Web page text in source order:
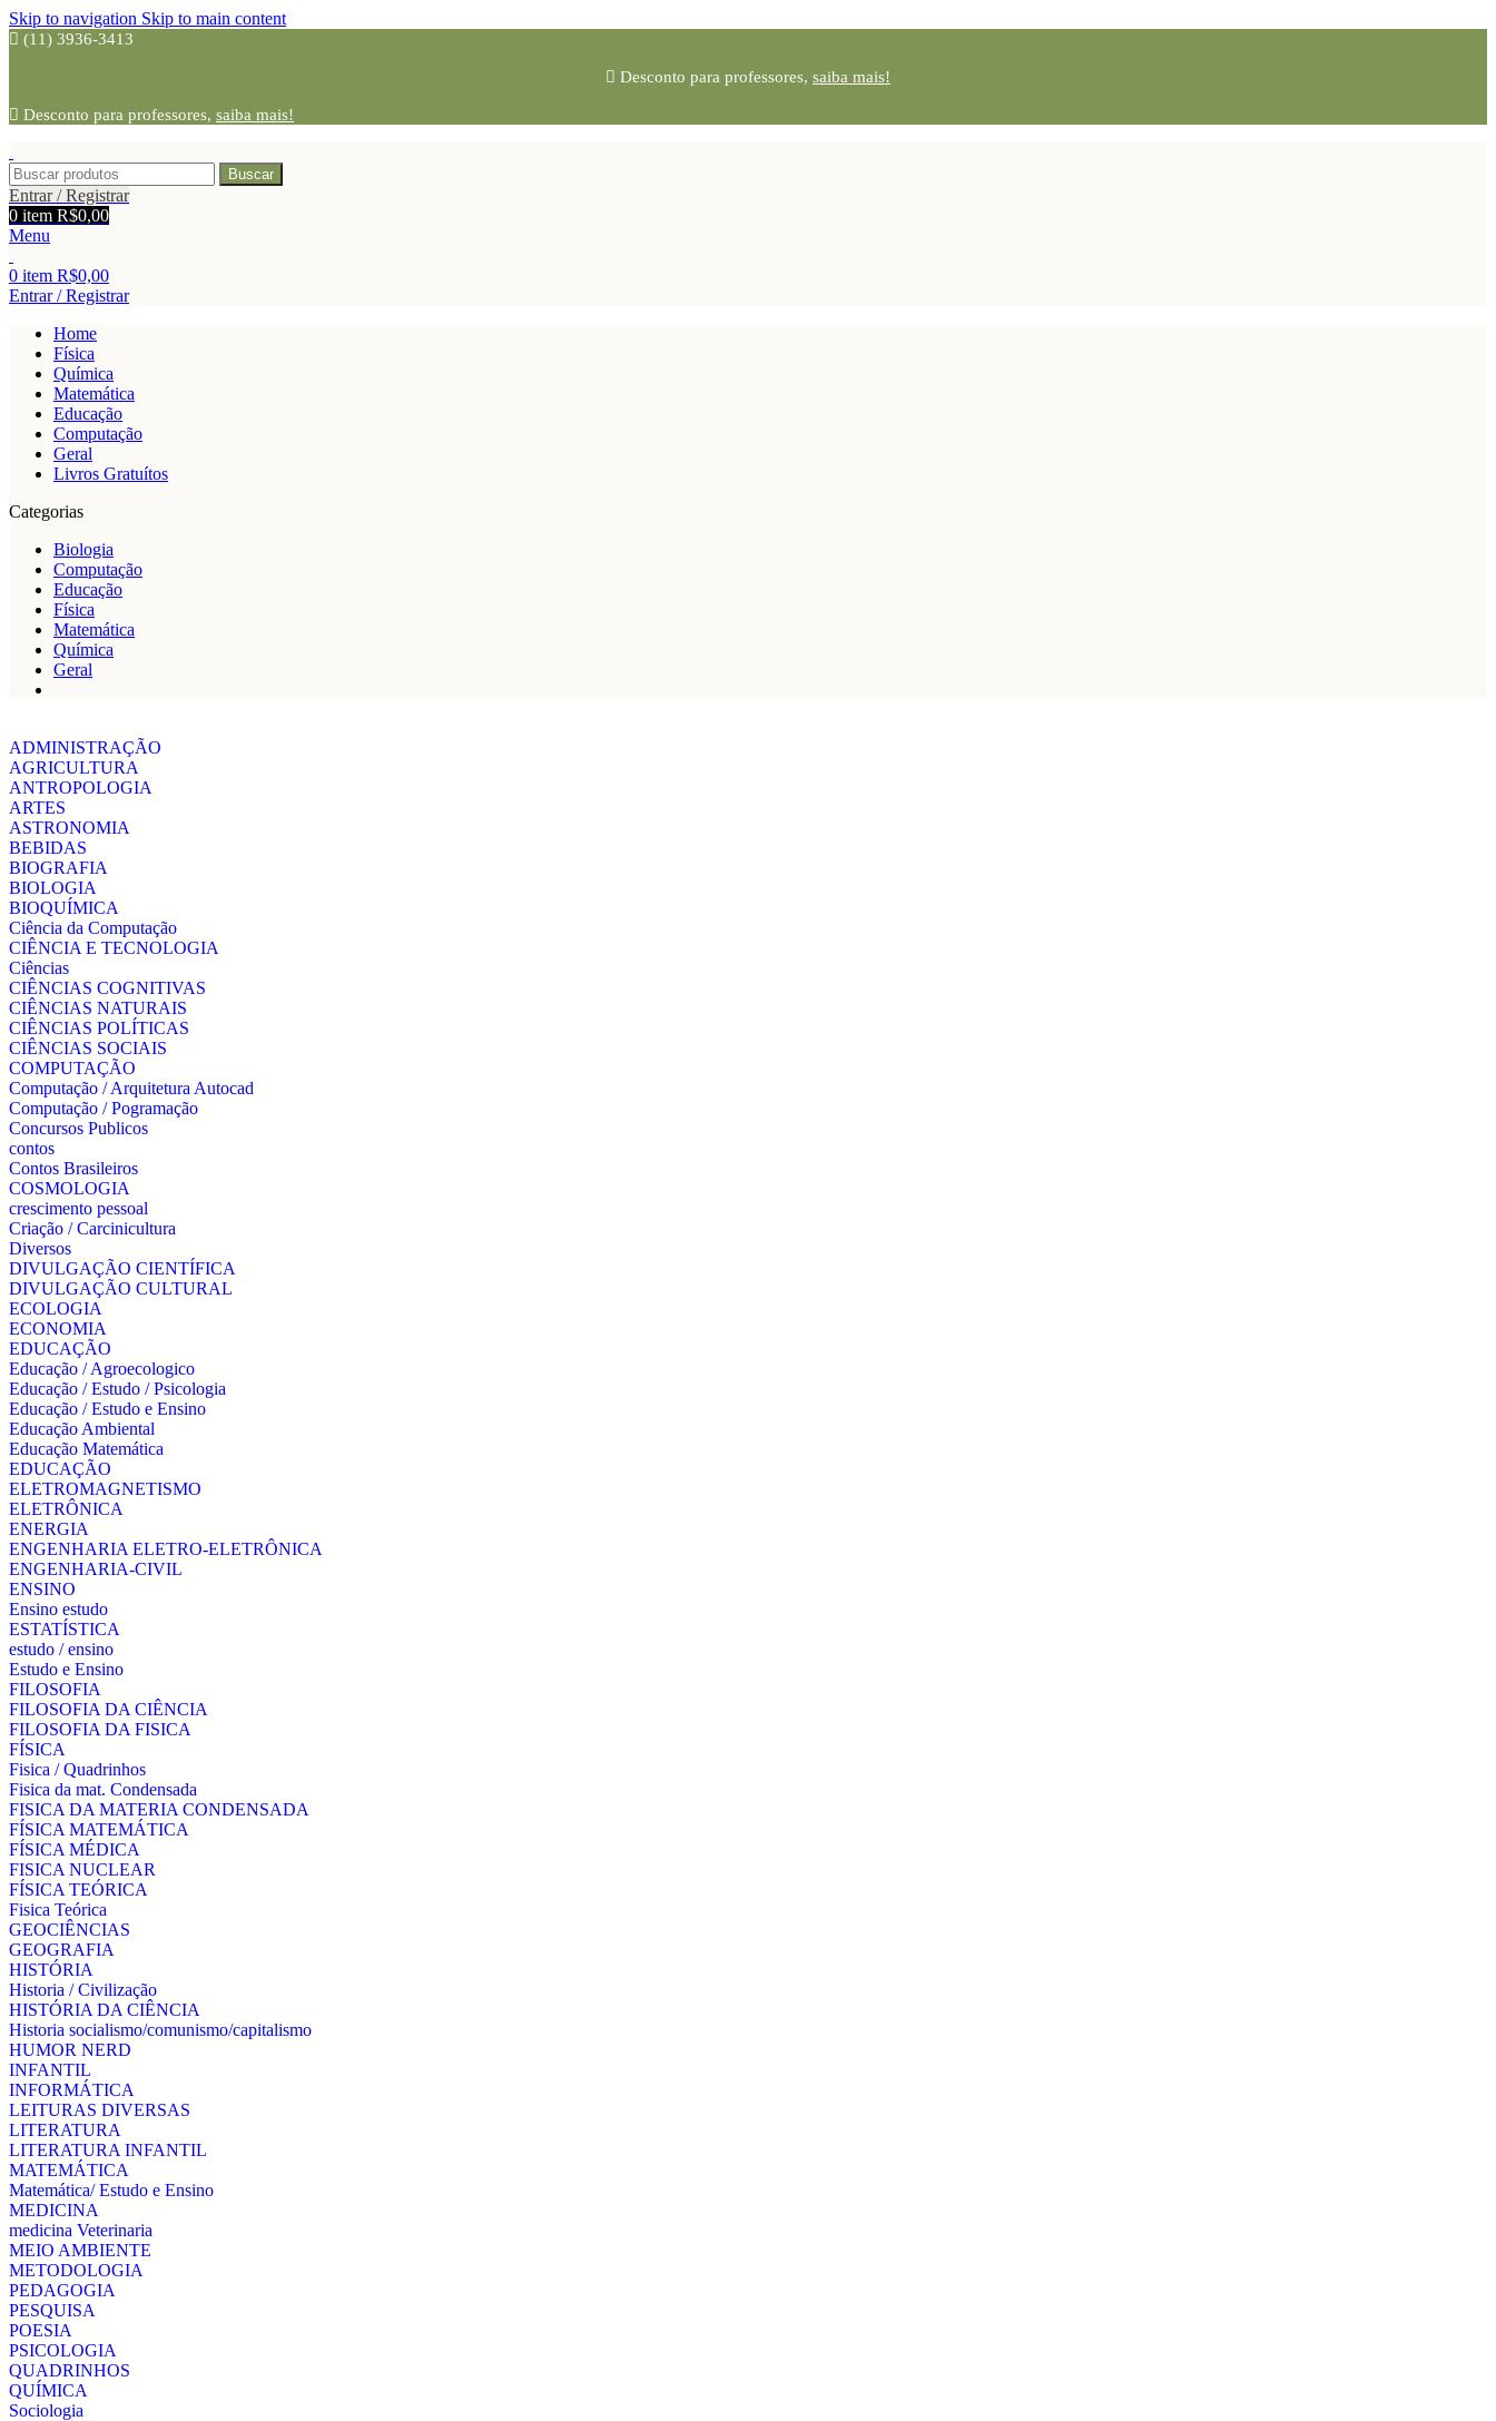
Skip to navigation Skip to main content
(11) 3936-3413
Desconto para professores, saiba mais!
Desconto para professores, saiba mais!
Buscar
Entrar / Registrar
0 item R$0,00
Menu
0 item R$0,00
Entrar / Registrar
Home
Física
Química
Matemática
Educação
Computação
Geral
Livros Gratuítos
Categorias
Biologia
Computação
Educação
Física
Matemática
Química
Geral
ADMINISTRAÇÃO
AGRICULTURA
ANTROPOLOGIA
ARTES
ASTRONOMIA
BEBIDAS
BIOGRAFIA
BIOLOGIA
BIOQUÍMICA
Ciência da Computação
CIÊNCIA E TECNOLOGIA
Ciências
CIÊNCIAS COGNITIVAS
CIÊNCIAS NATURAIS
CIÊNCIAS POLÍTICAS
CIÊNCIAS SOCIAIS
COMPUTAÇÃO
Computação / Arquitetura Autocad
Computação / Pogramação
Concursos Publicos
contos
Contos Brasileiros
COSMOLOGIA
crescimento pessoal
Criação / Carcinicultura
Diversos
DIVULGAÇÃO CIENTÍFICA
DIVULGAÇÃO CULTURAL
ECOLOGIA
ECONOMIA
EDUCAÇÃO
Educação / Agroecologico
Educação / Estudo / Psicologia
Educação / Estudo e Ensino
Educação Ambiental
Educação Matemática
EDUCAÇÃO
ELETROMAGNETISMO
ELETRÔNICA
ENERGIA
ENGENHARIA ELETRO-ELETRÔNICA
ENGENHARIA-CIVIL
ENSINO
Ensino estudo
ESTATÍSTICA
estudo / ensino
Estudo e Ensino
FILOSOFIA
FILOSOFIA DA CIÊNCIA
FILOSOFIA DA FISICA
FÍSICA
Fisica / Quadrinhos
Fisica da mat. Condensada
FISICA DA MATERIA CONDENSADA
FÍSICA MATEMÁTICA
FÍSICA MÉDICA
FISICA NUCLEAR
FÍSICA TEÓRICA
Fisica Teórica
GEOCIÊNCIAS
GEOGRAFIA
HISTÓRIA
Historia / Civilização
HISTÓRIA DA CIÊNCIA
Historia socialismo/comunismo/capitalismo
HUMOR NERD
INFANTIL
INFORMÁTICA
LEITURAS DIVERSAS
LITERATURA
LITERATURA INFANTIL
MATEMÁTICA
Matemática/ Estudo e Ensino
MEDICINA
medicina Veterinaria
MEIO AMBIENTE
METODOLOGIA
PEDAGOGIA
PESQUISA
POESIA
PSICOLOGIA
QUADRINHOS
QUÍMICA
Sociologia